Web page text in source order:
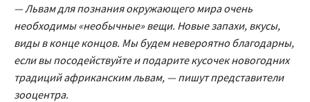
— Львам для познания окружающего мира очень
необходимы «необычные» вещи. Новые запахи, вкусы,
виды в конце концов. Мы будем невероятно благодарны,
если вы посодействуйте и подарите кусочек новогодних
традиций африканским львам, — пишут представители
зооцентра.